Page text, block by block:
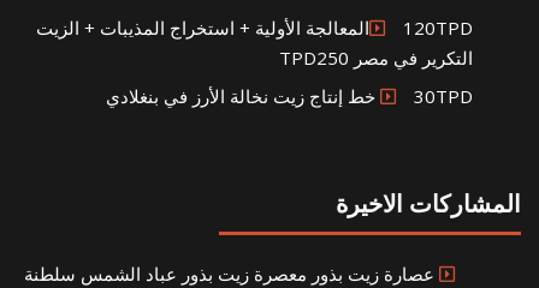
120TPDالمعالجة الأولية + استخراج المذيبات + الزيت
التكرير في مصر TPD250
30TPD خط إنتاج زيت نخالة الأرز في بنغلادي
المشاركات الاخيرة
عصارة زيت بذور معصرة زيت بذور عباد الشمس سلطنة